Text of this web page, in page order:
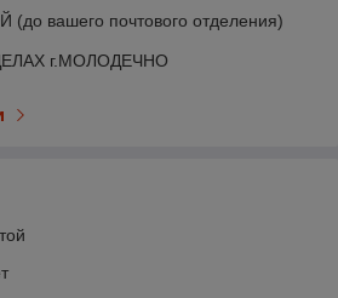
вашего почтового отделения)
г.МОЛОДЕЧНО